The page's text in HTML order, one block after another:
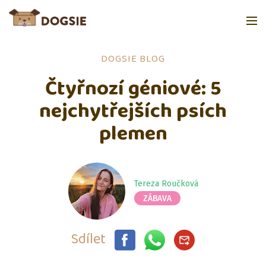
DOGSIE BLOG
Čtyřnozí géniové: 5
nejchytřejších psích
plemen
Tereza Roučková
ZÁBAVA
Sdílet